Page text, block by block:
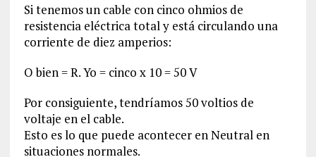
Si tenemos un cable con cinco ohmios de
resistencia eléctrica total y está circulando una
corriente de diez amperios:
O bien = R. Yo = cinco x 10 = 50 V
Por consiguiente, tendríamos 50 voltios de
voltaje en el cable.
Esto es lo que puede acontecer en Neutral en
situaciones normales.